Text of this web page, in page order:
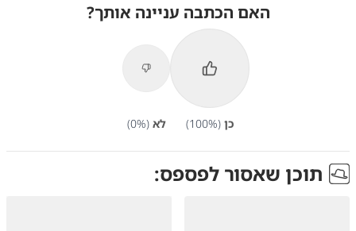
האם הכתבה עניינה אותך?
כן (
100%) לא (
0%)
תוכן שאסור לפספס: